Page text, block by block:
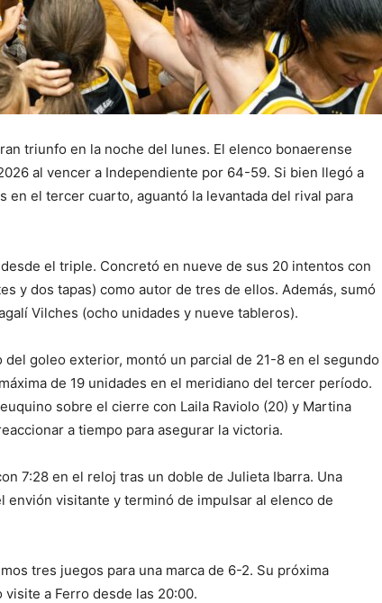
triunfo en la noche del lunes. El elenco bonaerense
al vencer a Independiente por 64-59. Si bien llegó a
en el tercer cuarto, aguantó la levantada del rival para
el triple. Concretó en nueve de sus 20 intentos con
y dos tapas) como autor de tres de ellos. Además, sumó
Vilches (ocho unidades y nueve tableros).
goleo exterior, montó un parcial de 21-8 en el segundo
de 19 unidades en el meridiano del tercer período.
sobre el cierre con Laila Raviolo (20) y Martina
a tiempo para asegurar la victoria.
7:28 en el reloj tras un doble de Julieta Ibarra. Una
envión visitante y terminó de impulsar al elenco de
tres juegos para una marca de 6-2. Su próxima
a Ferro desde las 20:00.